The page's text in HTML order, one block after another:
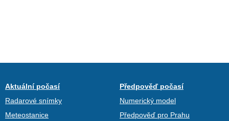
Aktuální počasí
Radarové snímky
Meteostanice
Předpověď počasí
Numerický model
Předpověď pro Prahu